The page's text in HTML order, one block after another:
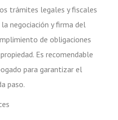
trámites legales y fiscales
negociación y firma del
de obligaciones
Es recomendable
para garantizar el
paso.